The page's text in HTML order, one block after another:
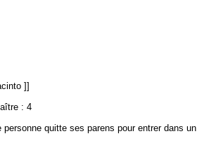
]]
: 4
quitte ses parens pour entrer dans